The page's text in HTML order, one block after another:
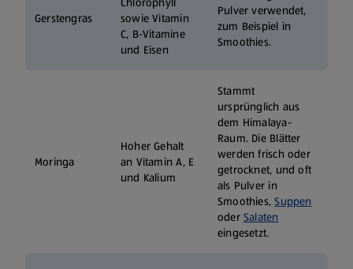
Gerstengras
sowie Vitamin
C, B-Vitamine
und Eisen
Pulver verwendet,
zum Beispiel in
Smoothies.
Moringa
Hoher Gehalt
an Vitamin A, E
und Kalium
Stammt
ursprünglich aus
dem Himalaya-
Raum. Die Blätter
werden frisch oder
getrocknet, und oft
als Pulver in
Smoothies,Suppen
oderSalaten
eingesetzt.